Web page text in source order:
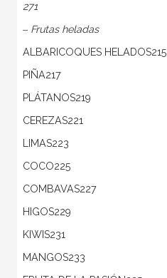
271
‒ Frutas heladas
ALBARICOQUES HELADOS215
PIÑA217
PLÁTANOS219
CEREZAS221
LIMAS223
COCO225
COMBAVAS227
HIGOS229
KIWIS231
MANGOS233